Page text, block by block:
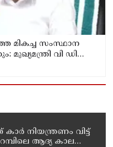
മികച്ച സംസ്ഥാന
മുഖ്യമന്ത്രി വി ഡി
കാർ നിയന്ത്രണം വിട്ട്
ആദ്യ കാല